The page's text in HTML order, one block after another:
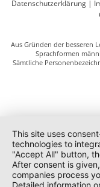
Datenschutzerklärung|
Aus Gründen der besseren
Sprachformen
Sämtliche
This site uses
technologies to
"Accept All" button,
After consent is
companies process
Detailed information